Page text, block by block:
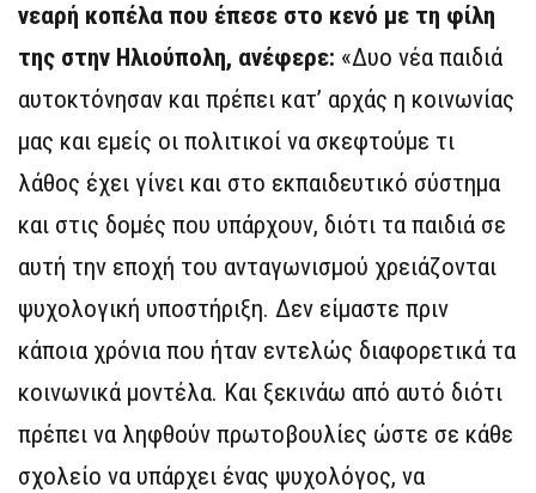
νεαρή κοπέλα που έπεσε στο κενό με τη φίλη
της στην Ηλιούπολη, ανέφερε: «Δυο νέα παιδιά
αυτοκτόνησαν και πρέπει κατ’ αρχάς η κοινωνίας
μας και εμείς οι πολιτικοί να σκεφτούμε τι
λάθος έχει γίνει και στο εκπαιδευτικό σύστημα
και στις δομές που υπάρχουν, διότι τα παιδιά σε
αυτή την εποχή του ανταγωνισμού χρειάζονται
ψυχολογική υποστήριξη. Δεν είμαστε πριν
κάποια χρόνια που ήταν εντελώς διαφορετικά τα
κοινωνικά μοντέλα. Και ξεκινάω από αυτό διότι
πρέπει να ληφθούν πρωτοβουλίες ώστε σε κάθε
σχολείο να υπάρχει ένας ψυχολόγος, να